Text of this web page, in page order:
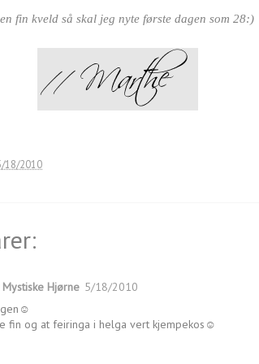
fin kveld så skal jeg nyte første dagen som 28:)
18/2010
Hjørne 5/18/2010
fin og at feiringa i helga vert kjempekos☺